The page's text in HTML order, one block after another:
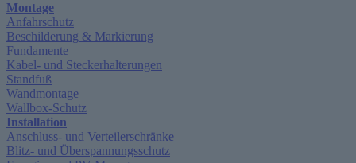
Montage
Anfahrschutz
Beschilderung & Markierung
Fundamente
Kabel- und Steckerhalterungen
Standfuß
Wandmontage
Wallbox-Schutz
Installation
Anschluss- und Verteilerschränke
Blitz- und Überspannungsschutz